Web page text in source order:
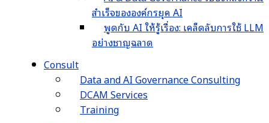
สำเร็จขององค์กรยุค AI
พูดกับ AI ให้รู้เรื่อง: เคล็ดลับการใช้ LLM
อย่างชาญฉลาด
Consult
Data and AI Governance Consulting
DCAM Services
Training